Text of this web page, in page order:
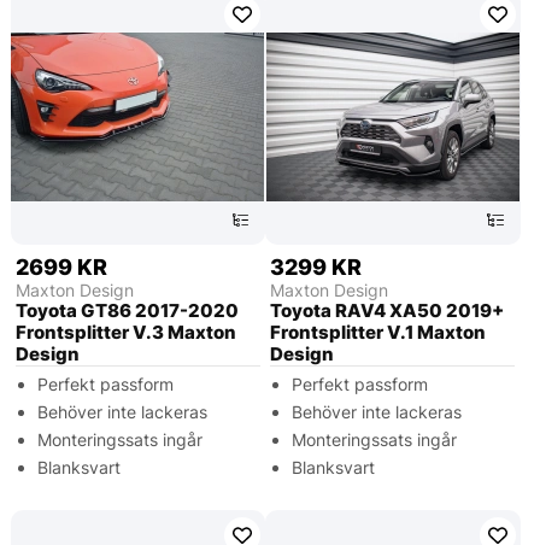
2699 KR
Maxton Design
Toyota GT86 2017-2020
Frontsplitter V.3 Maxton
Design
Perfekt passform
Behöver inte lackeras
Monteringssats ingår
Blanksvart
3299 KR
Maxton Design
Toyota RAV4 XA50 2019+
Frontsplitter V.1 Maxton
Design
Perfekt passform
Behöver inte lackeras
Monteringssats ingår
Blanksvart